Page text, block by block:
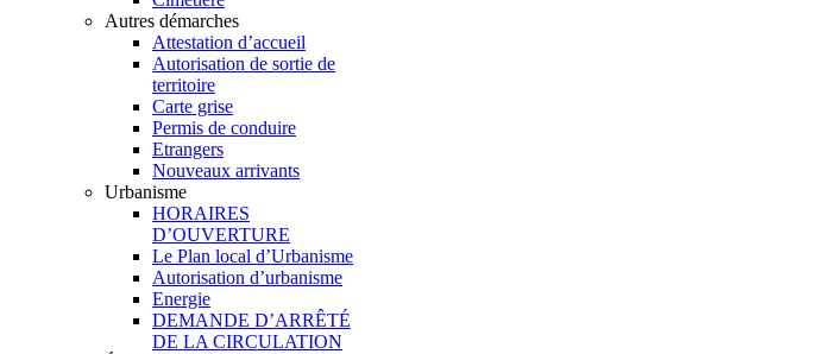
Autres démarches
Attestation d’accueil
Autorisation de sortie de
territoire
Carte grise
Permis de conduire
Etrangers
Nouveaux arrivants
Urbanisme
HORAIRES
D’OUVERTURE
Le Plan local d’Urbanisme
Autorisation d’urbanisme
Energie
DEMANDE D’ARRÊTÉ
DE LA CIRCULATION